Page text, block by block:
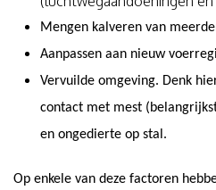
Mengen kalveren van
Aanpassen aan nieuw
Vervuilde omgeving. Denk
contact met mest
en ongedierte op stal.
Op enkele van deze factoren